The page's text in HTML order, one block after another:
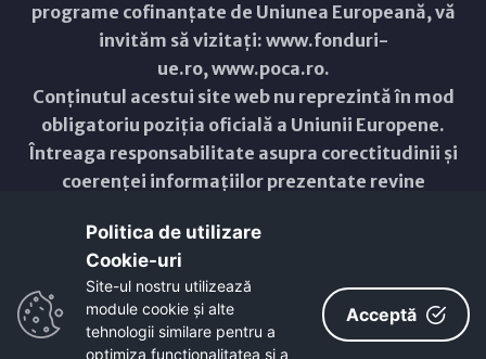
programe cofinanțate de Uniunea Europeană, vă
invităm să vizitați: www.fonduri-
ue.ro,www.poca.ro.
Conținutul acestui site web nu reprezintă în mod
obligatoriu poziția oficială a Uniunii Europene.
Întreaga responsabilitate asupra corectitudinii și
coerenței informațiilor prezentate revine
Copyright © 2021 - 2026 -
ResponsiveVoice
Non-Commercial License
Politica de utilizare
Cookie-uri‎
Site-ul nostru utilizează
module cookie și alte
tehnologii similare pentru a
optimiza funcţionalitatea si a
Acceptă